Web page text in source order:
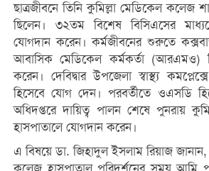
ছাত্রজীবনে তিনি কুমিল্লা মেডিকেল কলেজ
ছিলেন। ৩২তম বিশেষ বিসিএসের
যোগদান করেন। কর্মজীবনের শুরুতে
আবাসিক মেডিকেল কর্মকর্তা (আরএমও)
করেন। দেবিদ্বার উপজেলা স্বাস্থ্য
হিসেবে যোগ দেন। পরবর্তীতে ওএসডি
অধিদপ্তরে দায়িত্ব পালন শেষে পুনরায়
হাসপাতালে যোগদান করেন।
এ বিষয়ে ডা. জিহাদুল ইসলাম রিয়াজ জানান,